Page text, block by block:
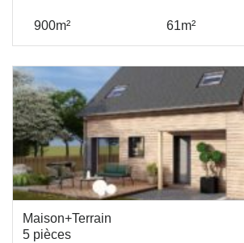
900m² 61m²
Maison+Terrain
5 pièces